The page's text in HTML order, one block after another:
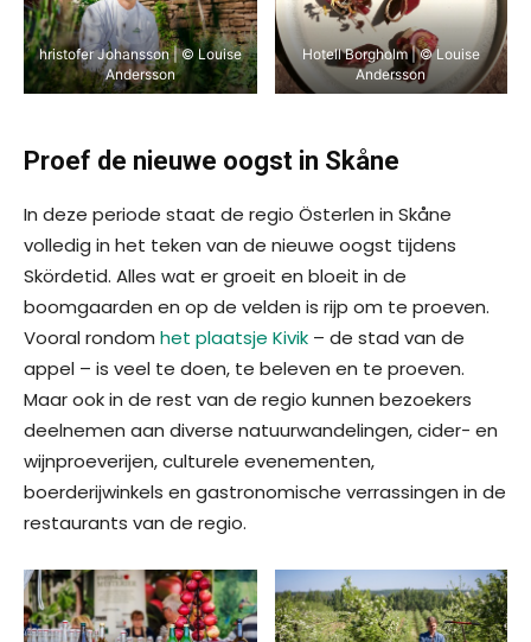
hristofer Johansson | © Louise
Andersson
Hotell Borgholm | © Louise
Andersson
Proef de nieuwe oogst in Skåne
In deze periode staat de regio Österlen in Skåne
volledig in het teken van de nieuwe oogst tijdens
Skördetid. Alles wat er groeit en bloeit in de
boomgaarden en op de velden is rijp om te proeven.
Vooral rondom het plaatsje Kivik – de stad van de
appel – is veel te doen, te beleven en te proeven.
Maar ook in de rest van de regio kunnen bezoekers
deelnemen aan diverse natuurwandelingen, cider- en
wijnproeverijen, culturele evenementen,
boerderijwinkels en gastronomische verrassingen in de
restaurants van de regio.